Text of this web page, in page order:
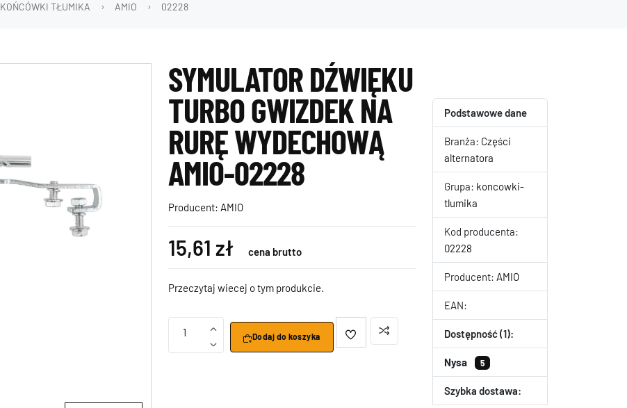
KOŃCÓWKI TŁUMIKA AMIO 02228
SYMULATOR DŹWIĘKU
TURBO GWIZDEK NA
RURĘ WYDECHOWĄ
AMIO-02228
Producent: AMIO
15,61 zł cena brutto
Przeczytaj wiecej o tym produkcie.
1 Dodaj do koszyka
Podstawowe dane
Branża: Części
alternatora
Grupa: koncowki-
tlumika
Kod producenta:
02228
Producent: AMIO
EAN:
Dostępność (1):
Nysa 5
Szybka dostawa: